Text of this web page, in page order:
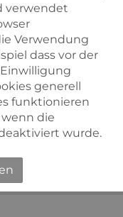
verwendet
Verwendung
dass vor der
generell
funktionieren
die
wurde.